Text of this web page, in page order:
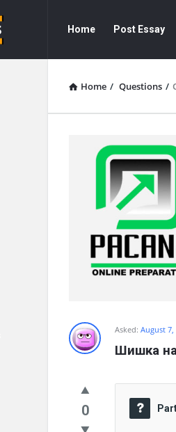
Essays
Navigation
Home Post Essay
Home / Questions /
Asked: August 7,
Шишка
0